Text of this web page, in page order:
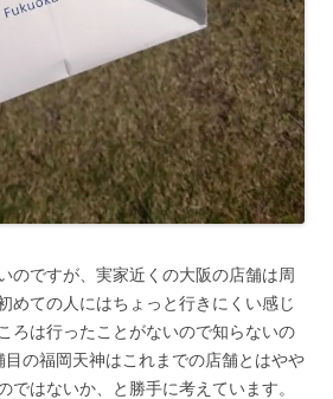
のですが、実家近くの大阪の店舗は周
めての人にはちょっと行きにくい感じ
ろは行ったことがないので知らないの
の福岡天神はこれまでの店舗とはやや
ではないか、と勝手に考えています。